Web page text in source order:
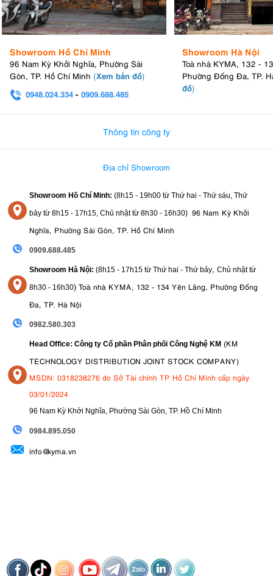
Showroom Hồ Chí Minh
96 Nam Kỳ Khởi Nghĩa, Phường Sài
Gòn, TP. Hồ Chí Minh (Xem bản đồ)
0948.024.334 - 0909.688.485
Showroom Hà Nội
Toà nhà KYMA, 132 -
Phường Đống Đa, TP.
đồ)
Thông tin công ty
Địa chỉ Showroom
Showroom Hồ Chí Minh: (8h15 - 19h00 từ Thứ hai - Thứ sáu, Thứ
bảy từ 8h15 - 17h15, Chủ nhật từ 8h30 - 16h30) 96 Nam Kỳ Khởi
Nghĩa, Phường Sài Gòn, TP. Hồ Chí Minh
0909.688.485
Showroom Hà Nội: (8h15 - 17h15 từ Thứ hai - Thứ bảy, Chủ nhật từ
8h30 - 16h30) Toà nhà KYMA, 132 - 134 Yên Lãng, Phường Đống
Đa, TP. Hà Nội
0982.580.303
Head Office: Công ty Cổ phần Phân phối Công Nghệ KM (KM
TECHNOLOGY DISTRIBUTION JOINT STOCK COMPANY)
MSDN: 0318238276 do Sở Tài chính TP Hồ Chí Minh cấp ngày
03/01/2024
96 Nam Kỳ Khởi Nghĩa, Phường Sài Gòn, TP. Hồ Chí Minh
0984.895.050
info@kyma.vn